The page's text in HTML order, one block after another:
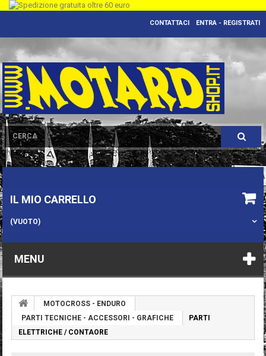
ENTRA - REGISTRATI
CONTATTACI
IL MIO CARRELLO
(VUOTO)
MENU
MOTOCROSS - ENDURO
PARTI TECNICHE - ACCESSORI - GRAFICHE
PARTI
ELETTRICHE / CONTAORE